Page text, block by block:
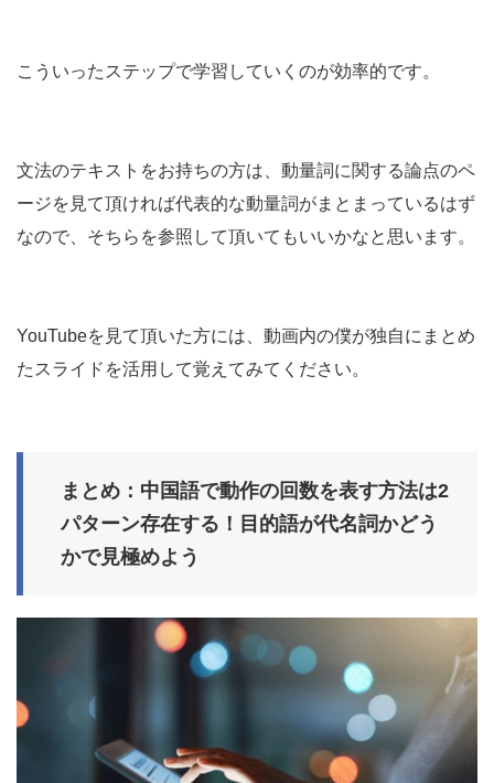
こういったステップで学習していくのが効率的です。
文法のテキストをお持ちの方は、動量詞に関する論点のペ
ージを見て頂ければ代表的な動量詞がまとまっているはず
なので、そちらを参照して頂いてもいいかなと思います。
YouTubeを見て頂いた方には、動画内の僕が独自にまとめ
たスライドを活用して覚えてみてください。
まとめ：中国語で動作の回数を表す方法は2
パターン存在する！目的語が代名詞かどう
かで見極めよう